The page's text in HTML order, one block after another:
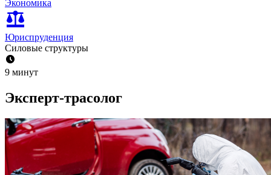
Экономика
Юриспруденция
Силовые структуры
9 минут
Эксперт-трасолог